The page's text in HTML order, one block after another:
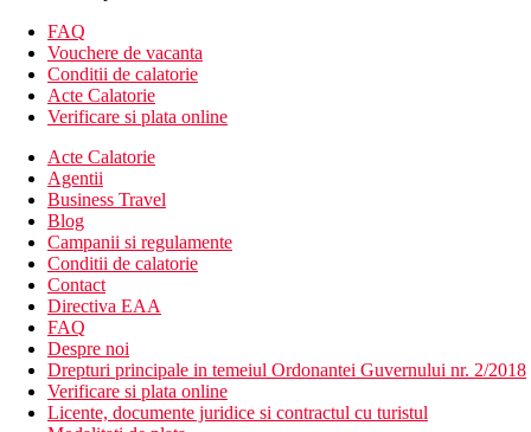
menaj zilnic
acces imediat la plaja
transfer de la si/sau la aeroport (contra cost)
serviciu de trezire
parcare (contra cost)
piscina in aer liber
umbrele de soare / sezlonguri langa piscina
bar
lifturi
gradina
Descrierea plajei
plaja cu nisip
umbrele de soare / sezlonguri pe plaja
Activitati sportive gratuite
FAQ
Vouchere de vacanta
Conditii de calatorie
Acte Calatorie
Verificare si plata online
Acte Calatorie
Agentii
Business Travel
Blog
Campanii si regulamente
Conditii de calatorie
Contact
Directiva EAA
FAQ
Despre noi
Drepturi principale in temeiul Ordonantei Guvernului nr. 2/2018
Verificare si plata online
Licente, documente juridice si contractul cu turistul